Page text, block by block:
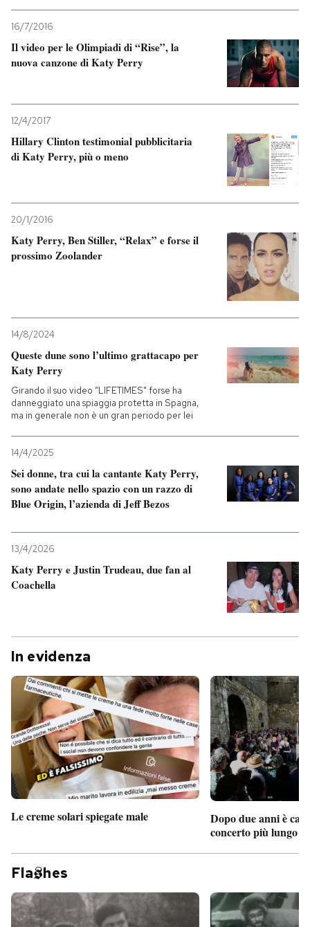
16/7/2016
Il video per le Olimpiadi di “Rise”, la
nuova canzone di Katy Perry
12/4/2017
Hillary Clinton testimonial pubblicitaria
di Katy Perry, più o meno
20/1/2016
Katy Perry, Ben Stiller, “Relax” e forse il
prossimo Zoolander
14/8/2024
Queste dune sono l’ultimo grattacapo per
Katy Perry
Girando il suo video “LIFETIMES" forse ha
danneggiato una spiaggia protetta in Spagna,
ma in generale non è un gran periodo per lei
14/4/2025
Sei donne, tra cui la cantante Katy Perry,
sono andate nello spazio con un razzo di
Blue Origin, l’azienda di Jeff Bezos
13/4/2026
Katy Perry e Justin Trudeau, due fan al
Coachella
In evidenza
Le creme solari spiegate male
Dopo due anni è
concerto più lungo
Fla hes